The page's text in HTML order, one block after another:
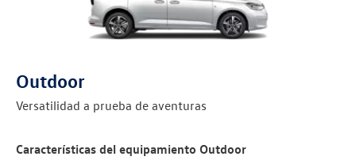
Outdoor
Versatilidad a prueba de aventuras
Características del equipamiento Outdoor